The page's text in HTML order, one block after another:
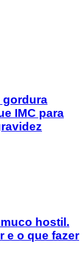
gordura
IMC para
hostil.
e o que fazer